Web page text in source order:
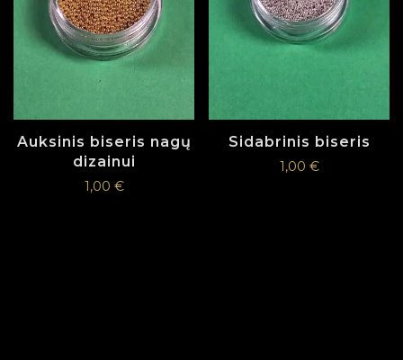
Auksinis biseris nagų
dizainui
1,00 €
Sidabrinis biseris
1,00 €